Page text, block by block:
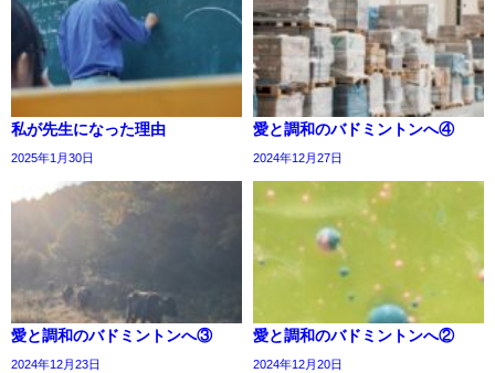
私が先生になった理由
2025年1月30日
愛と調和のバドミントンへ④
2024年12月27日
愛と調和のバドミントンへ③
2024年12月23日
愛と調和のバドミントンへ②
2024年12月20日